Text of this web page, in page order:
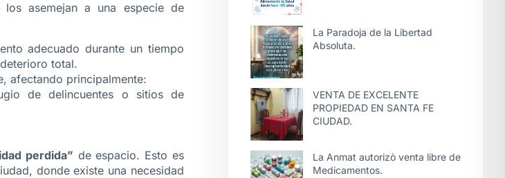
asemejan a una especie de
adecuado durante un tiempo
total.
afectando principalmente:
de delincuentes o sitios de
perdida” de espacio. Esto es
donde existe una necesidad
La Paradoja de la Libertad
Absoluta.
VENTA DE EXCELENTE
PROPIEDAD EN SANTA FE
CIUDAD.
La Anmat autorizò venta libre de
Medicamentos.